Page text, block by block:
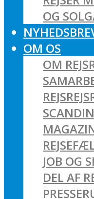
OG
OM OS
OM
JOB OG
DEL AF